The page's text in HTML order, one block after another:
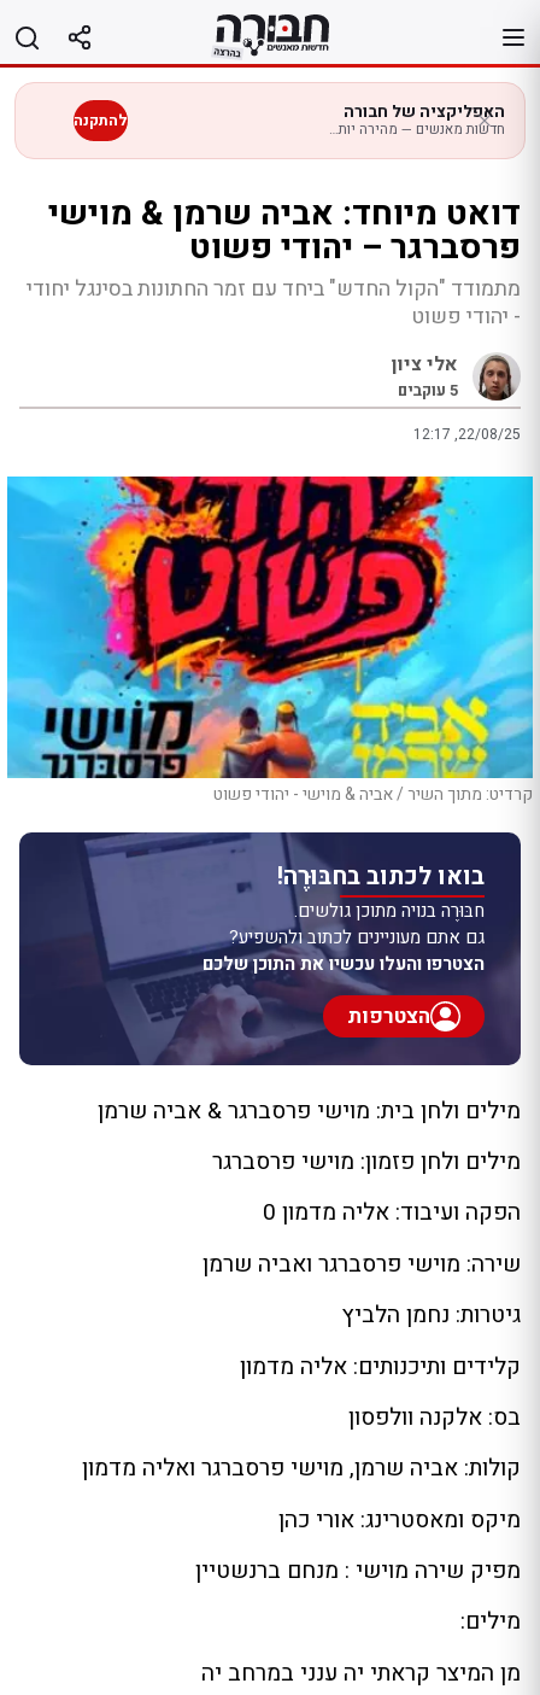
לתוכן
האפליקציה של חבורה
חדשות מאנשים — מהירה יותר בנייד להתקנה
דואט מיוחד: אביה שרמן & מוישי
פרסברגר – יהודי פשוט
מתמודד "הקול החדש" ביחד עם זמר החתונות בסינגל יחודי
- יהודי פשוט
אלי ציון
5 עוקבים
12:17 ,22/08/25
קרדיט: מתוך השיר / אביה & מוישי - יהודי פשוט
בואו לכתוב בחבּוּרֶה!
חבּוּרֶה בנויה מתוכן גולשים.
גם אתם מעוניינים לכתוב ולהשפיע?
הצטרפו והעלו עכשיו את התוכן שלכם
הצטרפות
מילים ולחן בית: מוישי פרסברגר & אביה שרמן
מילים ולחן פזמון: מוישי פרסברגר
הפקה ועיבוד: אליה מדמון 0
שירה: מוישי פרסברגר ואביה שרמן
גיטרות: נחמן הלביץ
קלידים ותיכנותים: אליה מדמון
בס: אלקנה וולפסון
קולות: אביה שרמן, מוישי פרסברגר ואליה מדמון
מיקס ומאסטרינג: אורי כהן
מפיק שירה מוישי : מנחם ברנשטיין
מילים:
מן המיצר קראתי יה ענני במרחב יה